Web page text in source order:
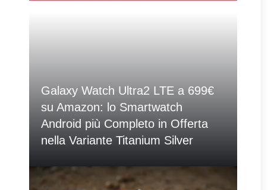
Galaxy Watch Ultra2 LTE a 699€
su Amazon: lo Smartwatch
Android più Completo in Offerta
nella Variante Titanium Silver